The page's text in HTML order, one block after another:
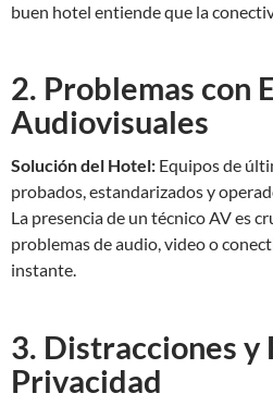
buen hotel entiende que la
2. Problemas con
Audiovisuales
Solución del Hotel: Equipos de
probados, estandarizados y
La presencia de un técnico AV es
problemas de audio, video o
instante.
3. Distracciones y
Privacidad